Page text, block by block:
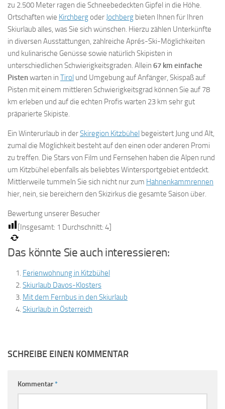
zu 2.500 Meter ragen die Schneebedeckten Gipfel in die Höhe.
Ortschaften wie Kirchbergoder Jochberg bieten Ihnen für Ihren
Skiurlaub alles, was Sie sich wünschen. Hierzu zählen Unterkünfte
in diversen Ausstattungen, zahlreiche Aprés-Ski-Möglichkeiten
und kulinarische Genüsse sowie natürlich Skipisten in
unterschiedlichen Schwierigkeitsgraden. Allein 67 km einfache
Pistenwarten in Tirol und Umgebung auf Anfänger, Skispaß auf
Pisten mit einem mittleren Schwierigkeitsgrad können Sie auf 78
km erleben und auf die echten Profis warten 23 km sehr gut
präparierte Skipiste.
Ein Winterurlaub in derSkiregion Kitzbühel begeistert Jung und Alt,
zumal die Möglichkeit besteht auf den einen oder anderen Promi
zu treffen. Die Stars von Film und Fernsehen haben die Alpen rund
um Kitzbühel ebenfalls als beliebtes Wintersportgebiet entdeckt.
Mittlerweile tummeln Sie sich nicht nur zum Hahnenkammrennen
hier, nein, sie bereichern den Skizirkus die gesamte Saison über.
Bewertung unserer Besucher
[Insgesamt: 1 Durchschnitt: 4]
Das könnte Sie auch interessieren:
Ferienwohnung in Kitzbühel
Skiurlaub Davos-Klosters
Mit dem Fernbus in den Skiurlaub
Skiurlaub in Österreich
SCHREIBE EINEN KOMMENTAR
Kommentar*